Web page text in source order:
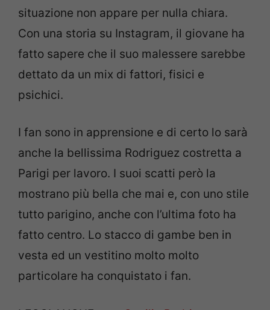
situazione non appare per nulla chiara.
Con una storia su Instagram, il giovane ha
fatto sapere che il suo malessere sarebbe
dettato da un mix di fattori, fisici e
psichici.
I fan sono in apprensione e di certo lo sarà
anche la bellissima Rodriguez costretta a
Parigi per lavoro. I suoi scatti però la
mostrano più bella che mai e, con uno stile
tutto parigino, anche con l’ultima foto ha
fatto centro. Lo stacco di gambe ben in
vesta ed un vestitino molto molto
particolare ha conquistato i fan.